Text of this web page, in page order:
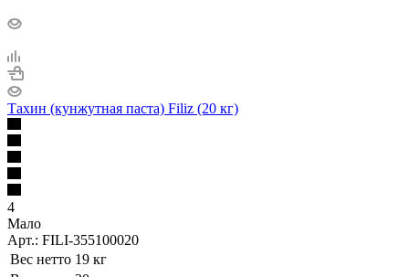
Тахин (кунжутная паста) Filiz (20 кг)
4
Мало
Арт.: FILI-355100020
Вес нетто 19 кг